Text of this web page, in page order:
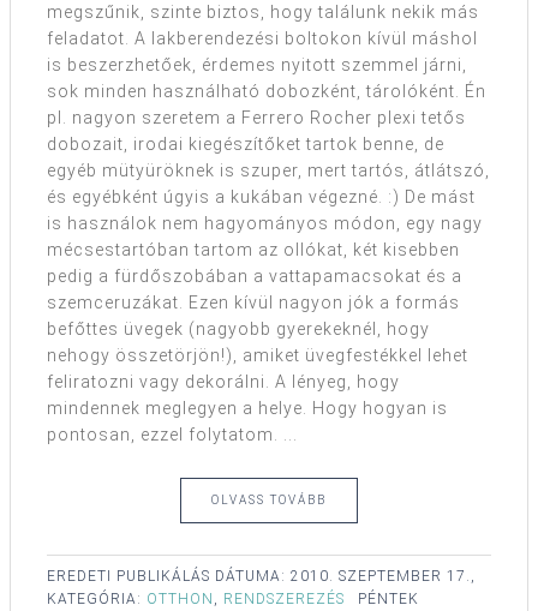
megszűnik, szinte biztos, hogy találunk nekik más
feladatot. A lakberendezési boltokon kívül máshol
is beszerzhetőek, érdemes nyitott szemmel járni,
sok minden használható dobozként, tárolóként. Én
pl. nagyon szeretem a Ferrero Rocher plexi tetős
dobozait, irodai kiegészítőket tartok benne, de
egyéb mütyüröknek is szuper, mert tartós, átlátszó,
és egyébként úgyis a kukában végezné. :) De mást
is használok nem hagyományos módon, egy nagy
mécsestartóban tartom az ollókat, két kisebben
pedig a fürdőszobában a vattapamacsokat és a
szemceruzákat. Ezen kívül nagyon jók a formás
befőttes üvegek (nagyobb gyerekeknél, hogy
nehogy összetörjön!), amiket üvegfestékkel lehet
feliratozni vagy dekorálni. A lényeg, hogy
mindennek meglegyen a helye. Hogy hogyan is
pontosan, ezzel folytatom. ...
OLVASS TOVÁBB
EREDETI PUBLIKÁLÁS DÁTUMA: 2010. SZEPTEMBER 17.,
PÉNTEK
KATEGÓRIA: OTTHON RENDSZEREZÉS